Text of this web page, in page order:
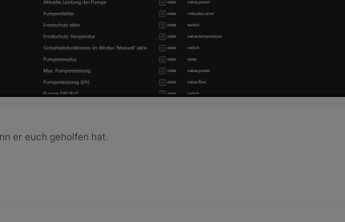
er euch geholfen hat.